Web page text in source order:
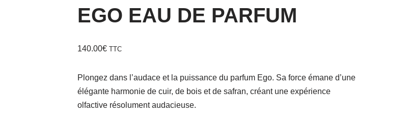
EGO EAU DE PARFUM
140.00€ TTC
Plongez dans l’audace et la puissance du parfum Ego. Sa force émane d’une
élégante harmonie de cuir, de bois et de safran, créant une expérience
olfactive résolument audacieuse.